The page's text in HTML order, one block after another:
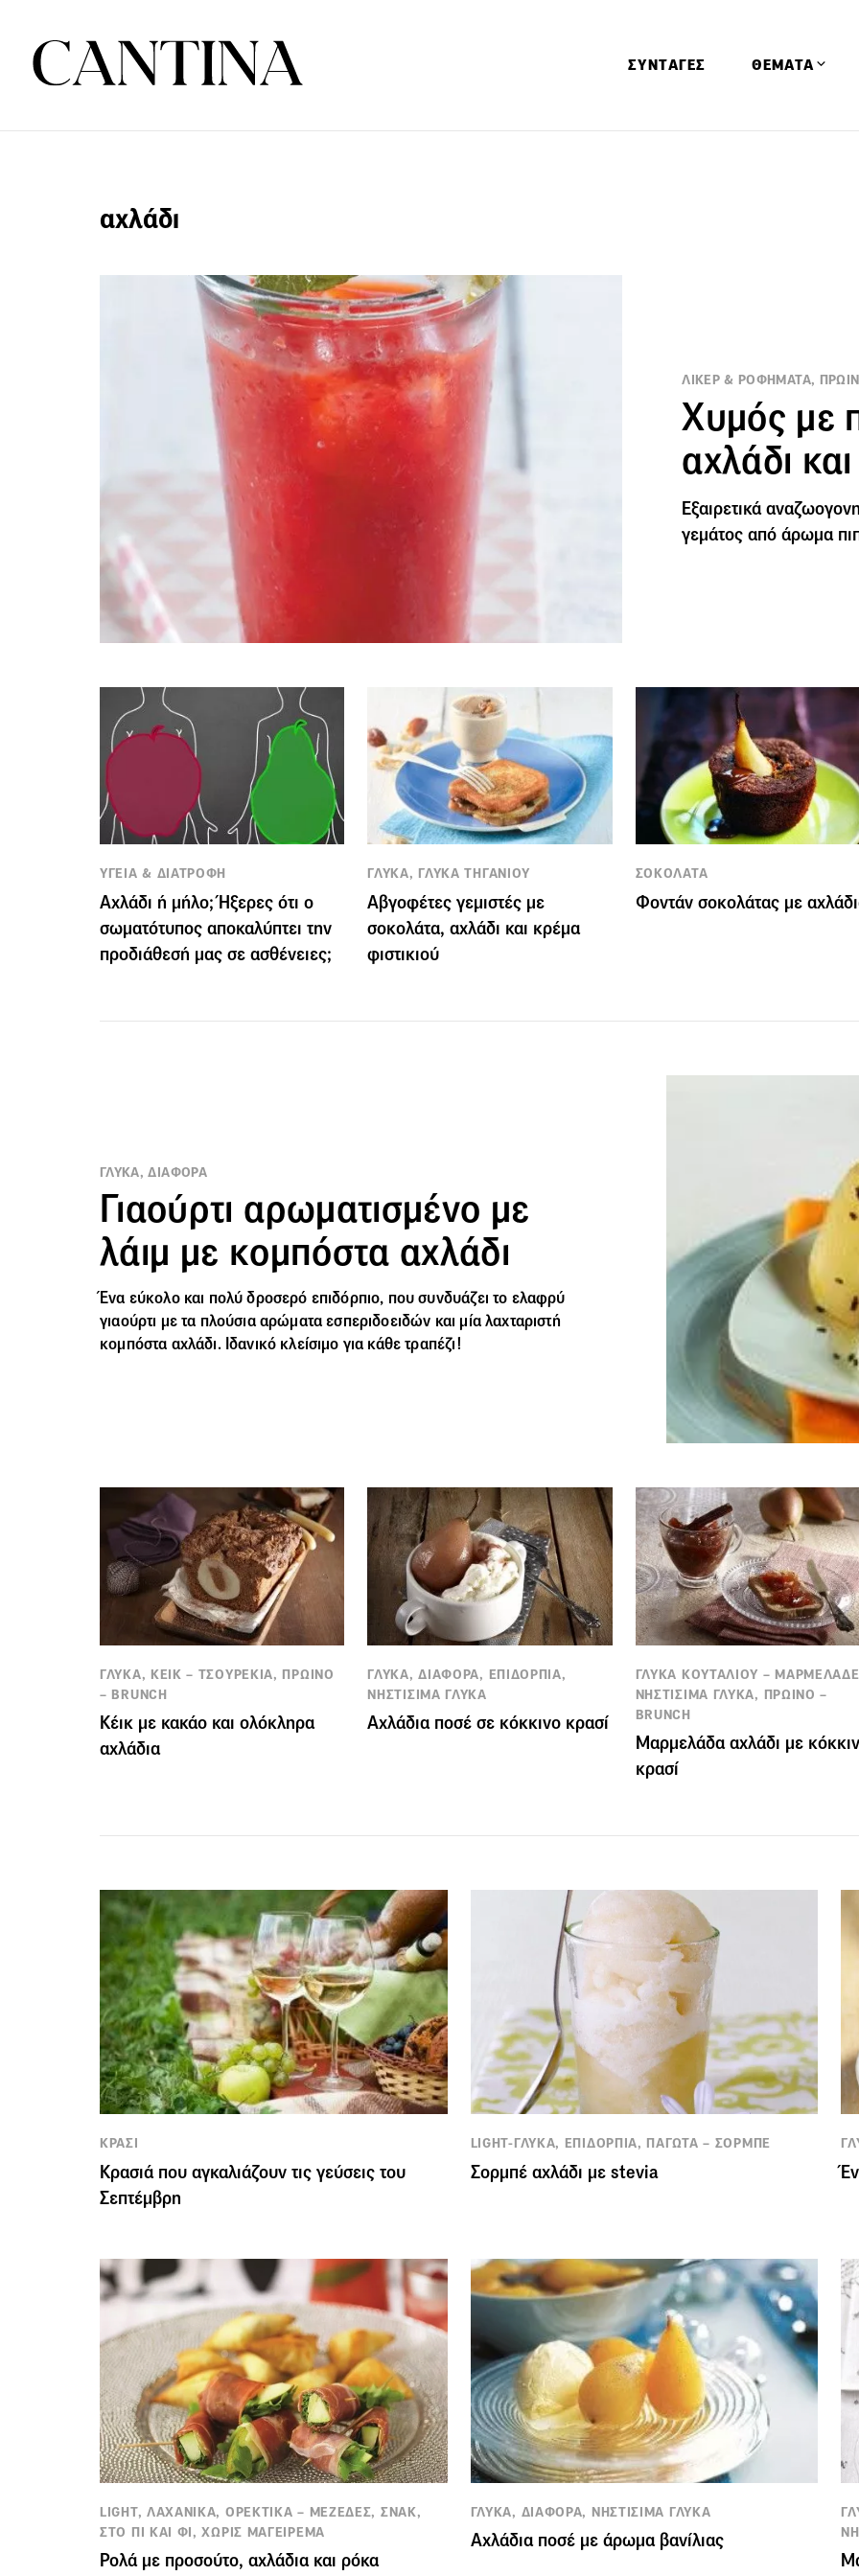
ΣΥΝΤΑΓΕΣ ΘΕΜΑΤΑ
αχλάδι
ΛΙΚΕΡ & ΡΟΦΗΜΑΤΑ,
Χυμός με
αχλάδι
Εξαιρετικά
γεμάτος από άρωμα
ΥΓΕΙΑ & ΔΙΑΤΡΟΦΗ
Αχλάδι ή μήλο; Ήξερες ότι ο
σωματότυπος αποκαλύπτει την
προδιάθεσή μας σε ασθένειες;
ΓΛΥΚΑ, ΓΛΥΚΑ ΤΗΓΑΝΙΟΥ
Αβγοφέτες γεμιστές με
σοκολάτα, αχλάδι και κρέμα
φιστικιού
ΣΟΚΟΛΑΤΑ
Φοντάν σοκολάτας με
ΓΛΥΚΑ, ΔΙΑΦΟΡΑ
Γιαούρτι αρωματισμένο με
λάιμ με κομπόστα αχλάδι
Ένα εύκολο και πολύ δροσερό επιδόρπιο, που συνδυάζει το ελαφρύ
γιαούρτι με τα πλούσια αρώματα εσπεριδοειδών και μία λαχταριστή
κομπόστα αχλάδι. Ιδανικό κλείσιμο για κάθε τραπέζι!
ΓΛΥΚΑ, ΚΕΙΚ – ΤΣΟΥΡΕΚΙΑ, ΠΡΩΙΝΟ
– BRUNCH
Κέικ με κακάο και ολόκληρα
αχλάδια
ΓΛΥΚΑ, ΔΙΑΦΟΡΑ, ΕΠΙΔΟΡΠΙΑ,
ΝΗΣΤΙΣΙΜΑ ΓΛΥΚΑ
Αχλάδια ποσέ σε κόκκινο κρασί
ΓΛΥΚΑ ΚΟΥΤΑΛΙΟΥ –
ΝΗΣΤΙΣΙΜΑ ΓΛΥΚΑ, ΠΡΩΙΝΟ –
BRUNCH
Μαρμελάδα αχλάδι με
κρασί
ΚΡΑΣΙ
Κρασιά που αγκαλιάζουν τις γεύσεις του
Σεπτέμβρη
LIGHT-ΓΛΥΚΑ, ΕΠΙΔΟΡΠΙΑ, ΠΑΓΩΤΑ – ΣΟΡΜΠΕ
Σορμπέ αχλάδι με stevia
LIGHT, ΛΑΧΑΝΙΚΑ, ΟΡΕΚΤΙΚΑ – ΜΕΖΕΔΕΣ, ΣΝΑΚ,
ΣΤΟ ΠΙ ΚΑΙ ΦΙ, ΧΩΡΙΣ ΜΑΓΕΙΡΕΜΑ
Ρολά με προσούτο, αχλάδια και ρόκα
ΓΛΥΚΑ, ΔΙΑΦΟΡΑ, ΝΗΣΤΙΣΙΜΑ ΓΛΥΚΑ
Αχλάδια ποσέ με άρωμα βανίλιας